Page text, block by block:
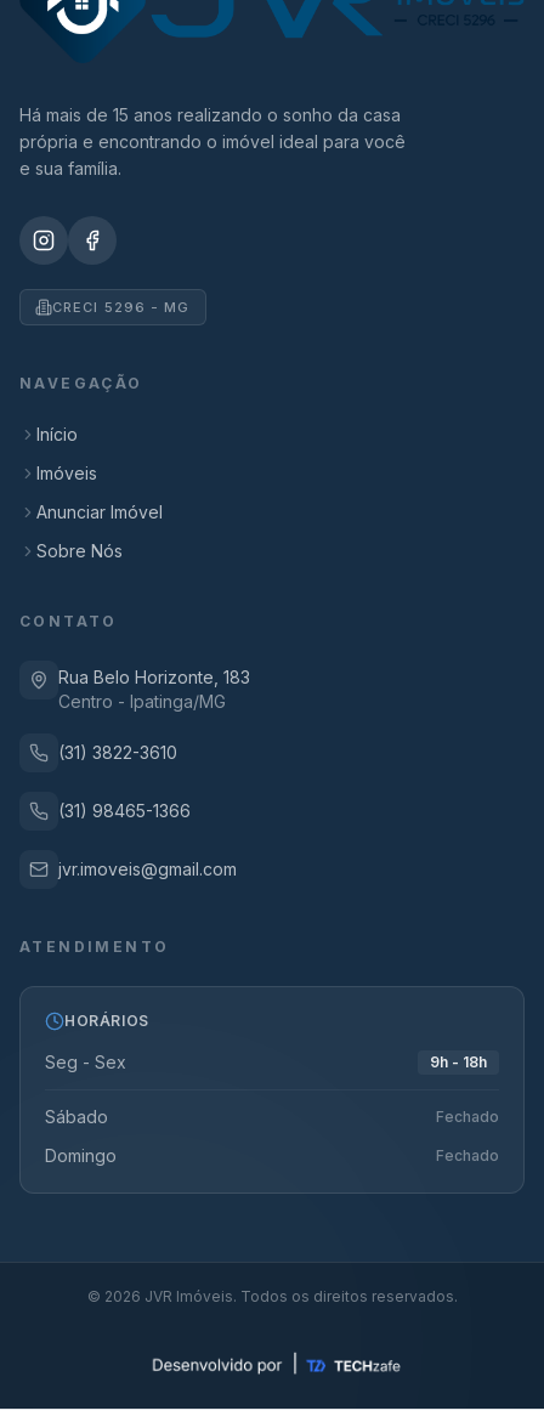
Há mais de 15 anos realizando o sonho da casa
própria e encontrando o imóvel ideal para você
e sua família.
CRECI 5296 - MG
NAVEGAÇÃO
Início
Imóveis
Anunciar Imóvel
Sobre Nós
CONTATO
Rua Belo Horizonte, 183
Centro - Ipatinga/MG
(31) 3822-3610
(31) 98465-1366
jvr.imoveis@gmail.com
ATENDIMENTO
HORÁRIOS
Seg - Sex 9h - 18h
Sábado Fechado
Domingo Fechado
© 2026 JVR Imóveis. Todos os direitos reservados.